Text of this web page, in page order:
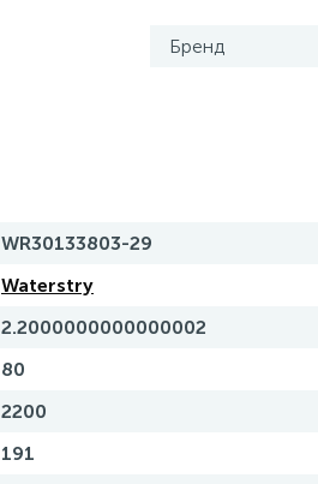
Бренд
WR30133803-29
Waterstry
2.2000000000000002
80
2200
191